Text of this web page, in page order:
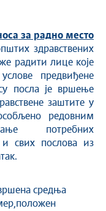
за радно место
здравствених
радити лице које
предвиђене
посла је вршење
заштите у
редовним
потребних
и свих послова из
средња